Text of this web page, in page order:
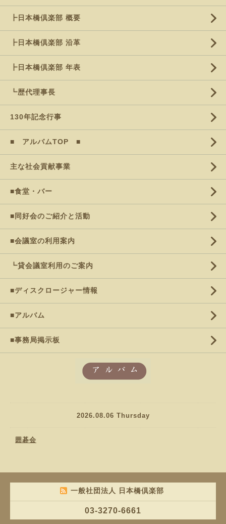
┣日本橋倶楽部 概要
┣日本橋倶楽部 沿革
┣日本橋倶楽部 年表
┗歴代理事長
130年記念行事
■ アルバムTOP ■
主な社会貢献事業
■食堂・バー
■同好会のご紹介と活動
■会議室の利用案内
┗貸会議室利用のご案内
■ディスクロージャー情報
■アルバム
■事務局掲示板
2026.08.06 Thursday
囲碁会
一般社団法人 日本橋倶楽部
03-3270-6661